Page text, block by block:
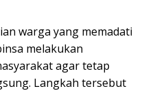
warga yang memadati
melakukan
agar tetap
Langkah tersebut